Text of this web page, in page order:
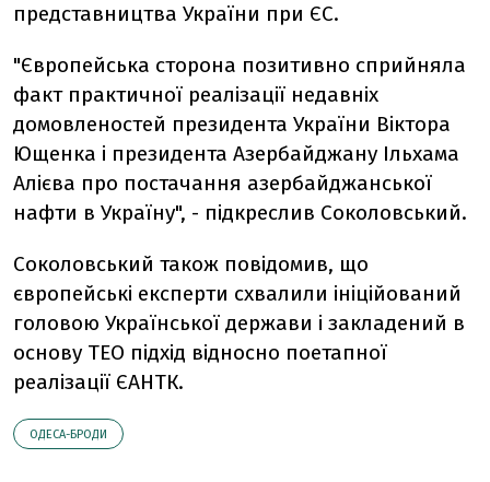
представництва України при ЄС.
"Європейська сторона позитивно сприйняла
факт практичної реалізації недавніх
домовленостей президента України Віктора
Ющенка і президента Азербайджану Ільхама
Алієва про постачання азербайджанської
нафти в Україну", - підкреслив Соколовський.
Соколовський також повідомив, що
європейські експерти схвалили ініційований
головою Української держави і закладений в
основу ТЕО підхід відносно поетапної
реалізації ЄАНТК.
ОДЕСА-БРОДИ